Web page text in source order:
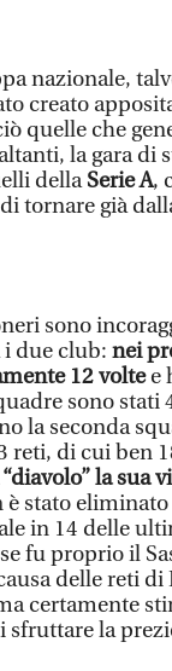
nazionale,
creato
quelle che
la gara di
dellaSerie A,
tornare già
sono
due club: nei
12 voltee
sono stati
la seconda
reti, di cui ben
la sua
stato
in 14 delle
fu proprio il
delle reti di
certamente
la